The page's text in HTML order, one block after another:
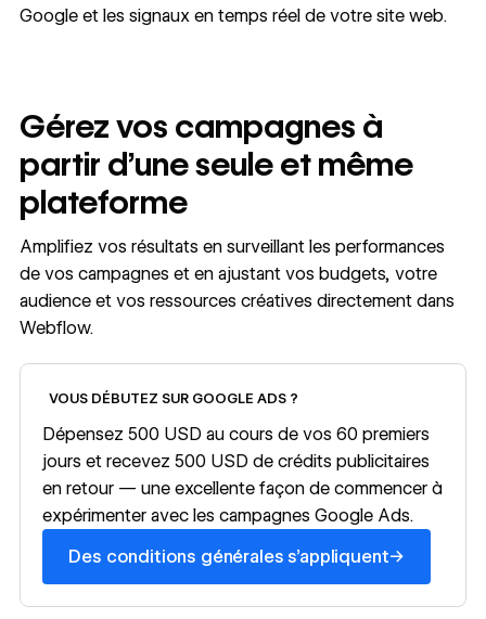
Google et les signaux en temps réel de votre site web.
Gérez vos campagnes à
partir d’une seule et même
plateforme
Amplifiez vos résultats en surveillant les performances
de vos campagnes et en ajustant vos budgets, votre
audience et vos ressources créatives directement dans
Webflow.
VOUS DÉBUTEZ SUR GOOGLE ADS ?
Dépensez 500 USD au cours de vos 60 premiers
jours et recevez 500 USD de crédits publicitaires
en retour — une excellente façon de commencer à
expérimenter avec les campagnes Google Ads.
Des conditions générales s’appliquent→